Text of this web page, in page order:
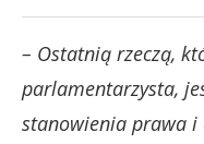
– Ostatnią rzeczą,
parlamentarzysta,
stanowienia prawa i